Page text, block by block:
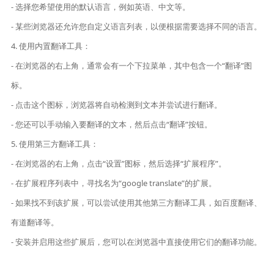
- 选择您希望使用的默认语言，例如英语、中文等。
- 某些浏览器还允许您自定义语言列表，以便根据需要选择不同的语言。
4. 使用内置翻译工具：
- 在浏览器的右上角，通常会有一个下拉菜单，其中包含一个“翻译”图
标。
- 点击这个图标，浏览器将自动检测到文本并尝试进行翻译。
- 您还可以手动输入要翻译的文本，然后点击“翻译”按钮。
5. 使用第三方翻译工具：
- 在浏览器的右上角，点击“设置”图标，然后选择“扩展程序”。
- 在扩展程序列表中，寻找名为“google translate”的扩展。
- 如果找不到该扩展，可以尝试使用其他第三方翻译工具，如百度翻译、
有道翻译等。
- 安装并启用这些扩展后，您可以在浏览器中直接使用它们的翻译功能。